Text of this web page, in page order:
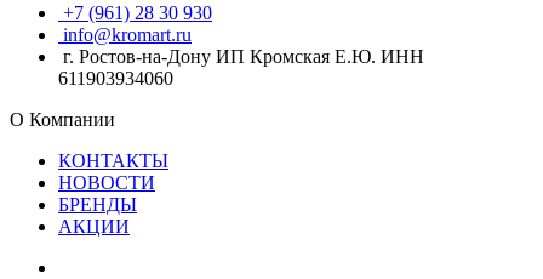
+7 (961) 28 30 930
info@kromart.ru
г. Ростов-на-Дону ИП Кромская Е.Ю. ИНН
611903934060
О Компании
КОНТАКТЫ
НОВОСТИ
БРЕНДЫ
АКЦИИ